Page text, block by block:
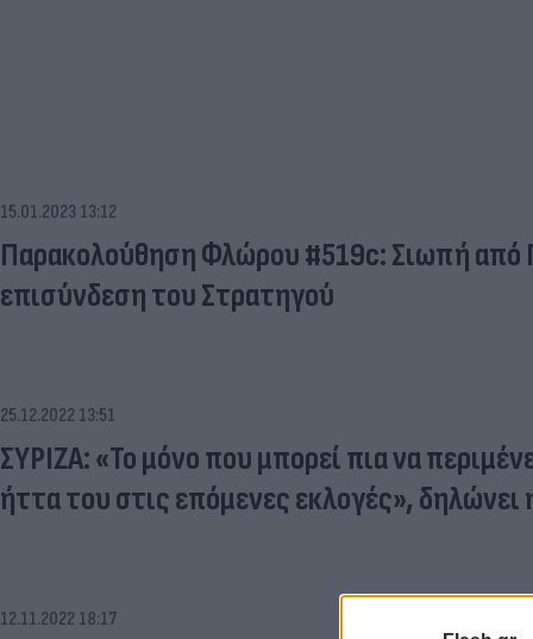
15.01.2023 13:12
Παρακολούθηση Φλώρου #519c: Σιωπή από
επισύνδεση του Στρατηγού
25.12.2022 13:51
ΣΥΡΙΖΑ: «Το μόνο που μπορεί πια να
ήττα του στις επόμενες εκλογές», δηλώνει
12.11.2022 18:17